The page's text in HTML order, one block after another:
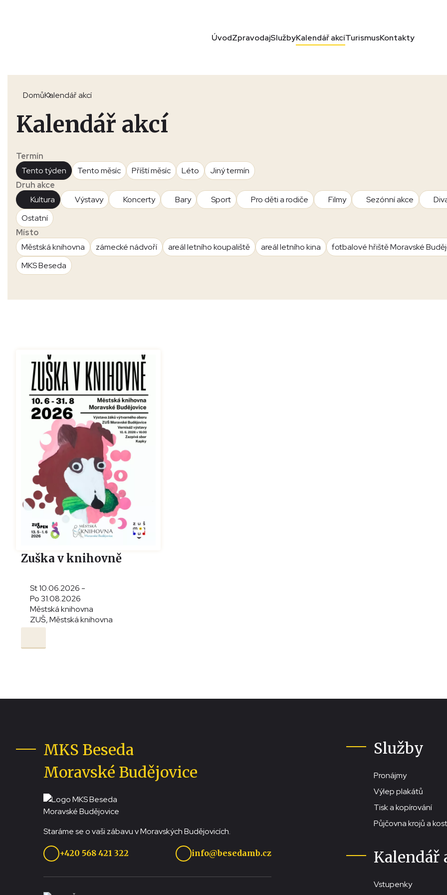
ÚvodZpravodajSlužbyKalendář akcíTurismusKontakty
DomůKalendář akcí
Kalendář akcí
Termín
Tento týden
Tento měsíc Příští měsíc Léto
Jiný termín
Druh akce
Kultura
Výstavy Koncerty Bary Sport Pro děti a rodiče Filmy Sezónní akce
Ostatní
Místo
Městská knihovna
zámecké nádvoří areál letního koupaliště areál letního kina
fotbalové hřiště Moravské
MKS Beseda
Zuška v knihovně
St 10.06.2026 -
Po 31.08.2026
Městská knihovna
ZUŠ, Městská knihovna
MKS Beseda
Moravské Budějovice
Staráme se o vaši zábavu v Moravských Budějovicích.
+420 568 421 322 info@besedamb.cz
Služby
Pronájmy
Výlep plakátů
Tisk a kopírování
Půjčovna krojů a
Kalendář
Vstupenky